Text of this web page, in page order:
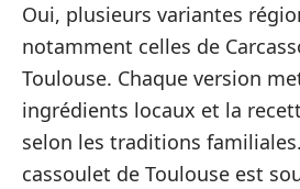
Oui, plusieurs variantes
notamment celles de
Toulouse. Chaque version
ingrédients locaux et la
selon les traditions
cassoulet de Toulouse est